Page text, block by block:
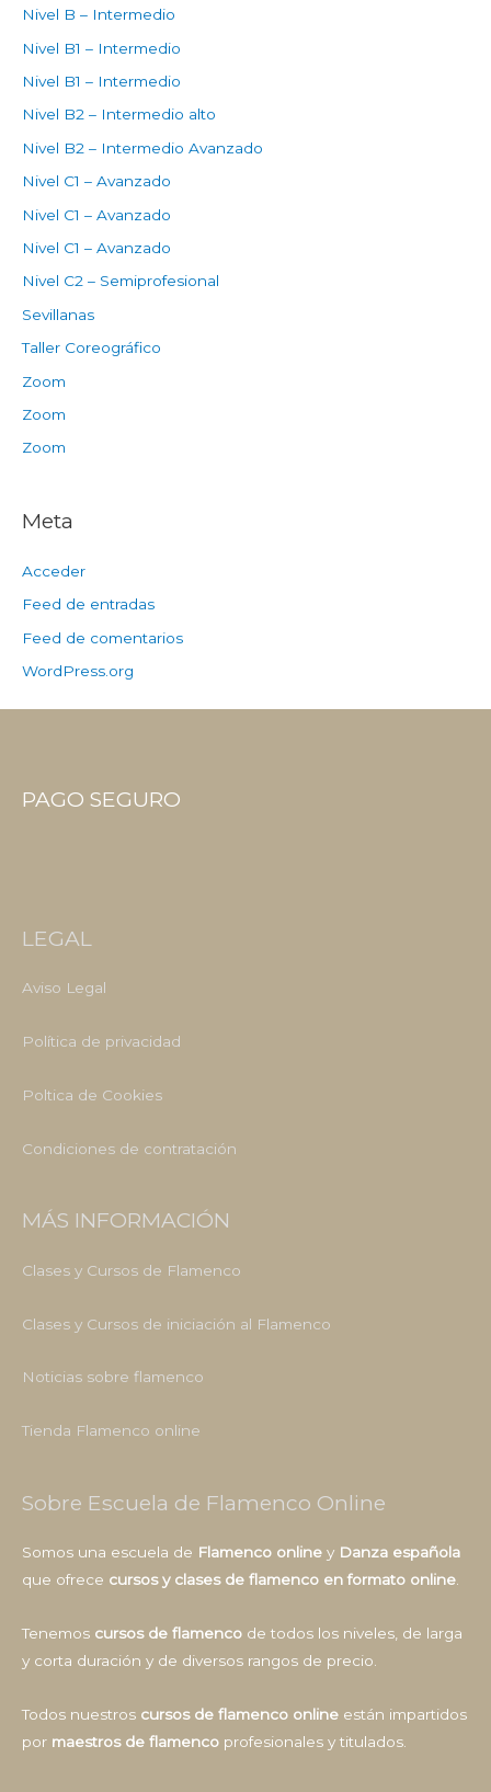
Nivel B – Intermedio
Nivel B1 – Intermedio
Nivel B1 – Intermedio
Nivel B2 – Intermedio alto
Nivel B2 – Intermedio Avanzado
Nivel C1 – Avanzado
Nivel C1 – Avanzado
Nivel C1 – Avanzado
Nivel C2 – Semiprofesional
Sevillanas
Taller Coreográfico
Zoom
Zoom
Zoom
Meta
Acceder
Feed de entradas
Feed de comentarios
WordPress.org
PAGO SEGURO
LEGAL
Aviso Legal
Política de privacidad
Poltica de Cookies
Condiciones de contratación
MÁS INFORMACIÓN
Clases y Cursos de Flamenco
Clases y Cursos de iniciación al Flamenco
Noticias sobre flamenco
Tienda Flamenco online
Sobre Escuela de Flamenco Online
Somos una escuela de Flamenco online y Danza española
que ofrece cursos y clases de flamenco en formato online
Tenemos cursos de flamenco de todos los niveles, de larga
y corta duración y de diversos rangos de precio.
Todos nuestros cursos de flamenco online están impartidos
por maestros de flamenco profesionales y titulados.